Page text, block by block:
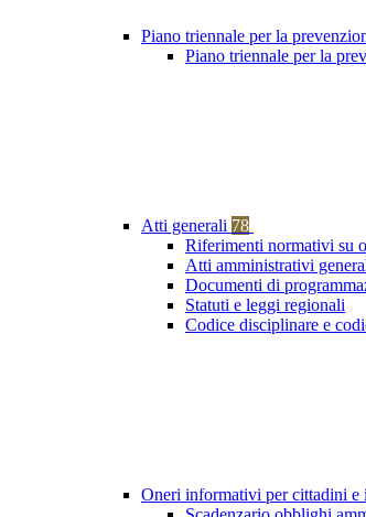
Piano triennale per la
Piano triennale per la
Atti generali 78
Riferimenti normativi su
Atti amministrativi
Documenti di
Statuti e leggi regionali
Codice disciplinare e
Oneri informativi per cittadini e